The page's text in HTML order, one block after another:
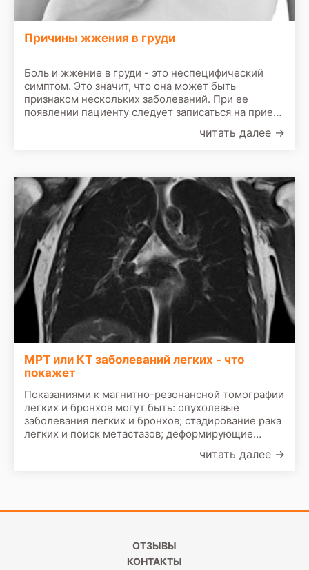
Причины жжения в груди
Боль и жжение в груди - это неспецифический
симптом. Это значит, что она может быть
признаком нескольких заболеваний. При ее
появлении пациенту следует записаться на прием
назначит сделать следующие обследования:
читать далее →
МРТ или КТ заболеваний легких - что
покажет
Показаниями к магнитно-резонансной томографии
легких и бронхов могут быть: опухолевые
заболевания легких и бронхов; стадирование рака
легких и поиск метастазов; деформирующие
системы; последствия туберкулеза; аномалии
читать далее →
ОТЗЫВЫ
КОНТАКТЫ